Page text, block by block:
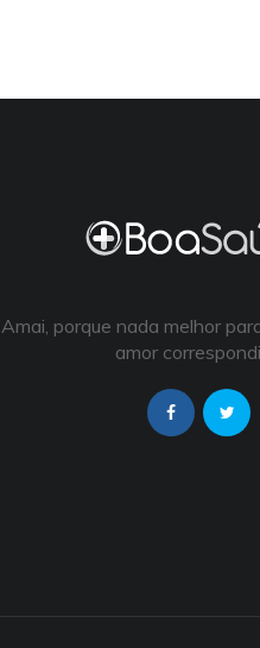
Amai, porque nada melhor
amor